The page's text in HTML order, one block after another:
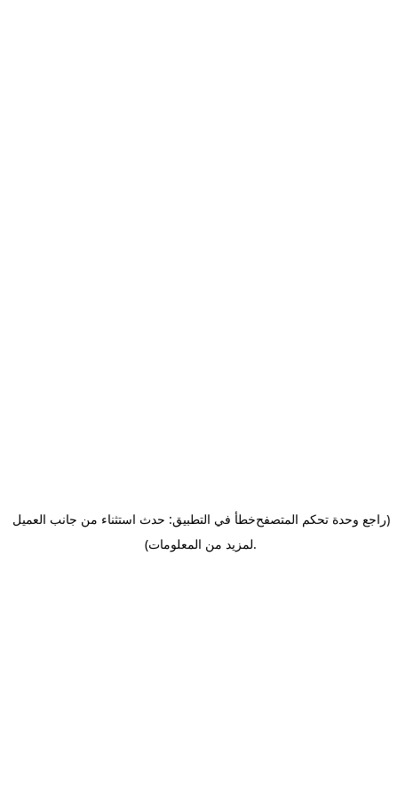
خطأ في التطبيق: حدث استثناء من جانب العميل(راجع وحدة تحكم المتصفح
لمزيد من المعلومات).